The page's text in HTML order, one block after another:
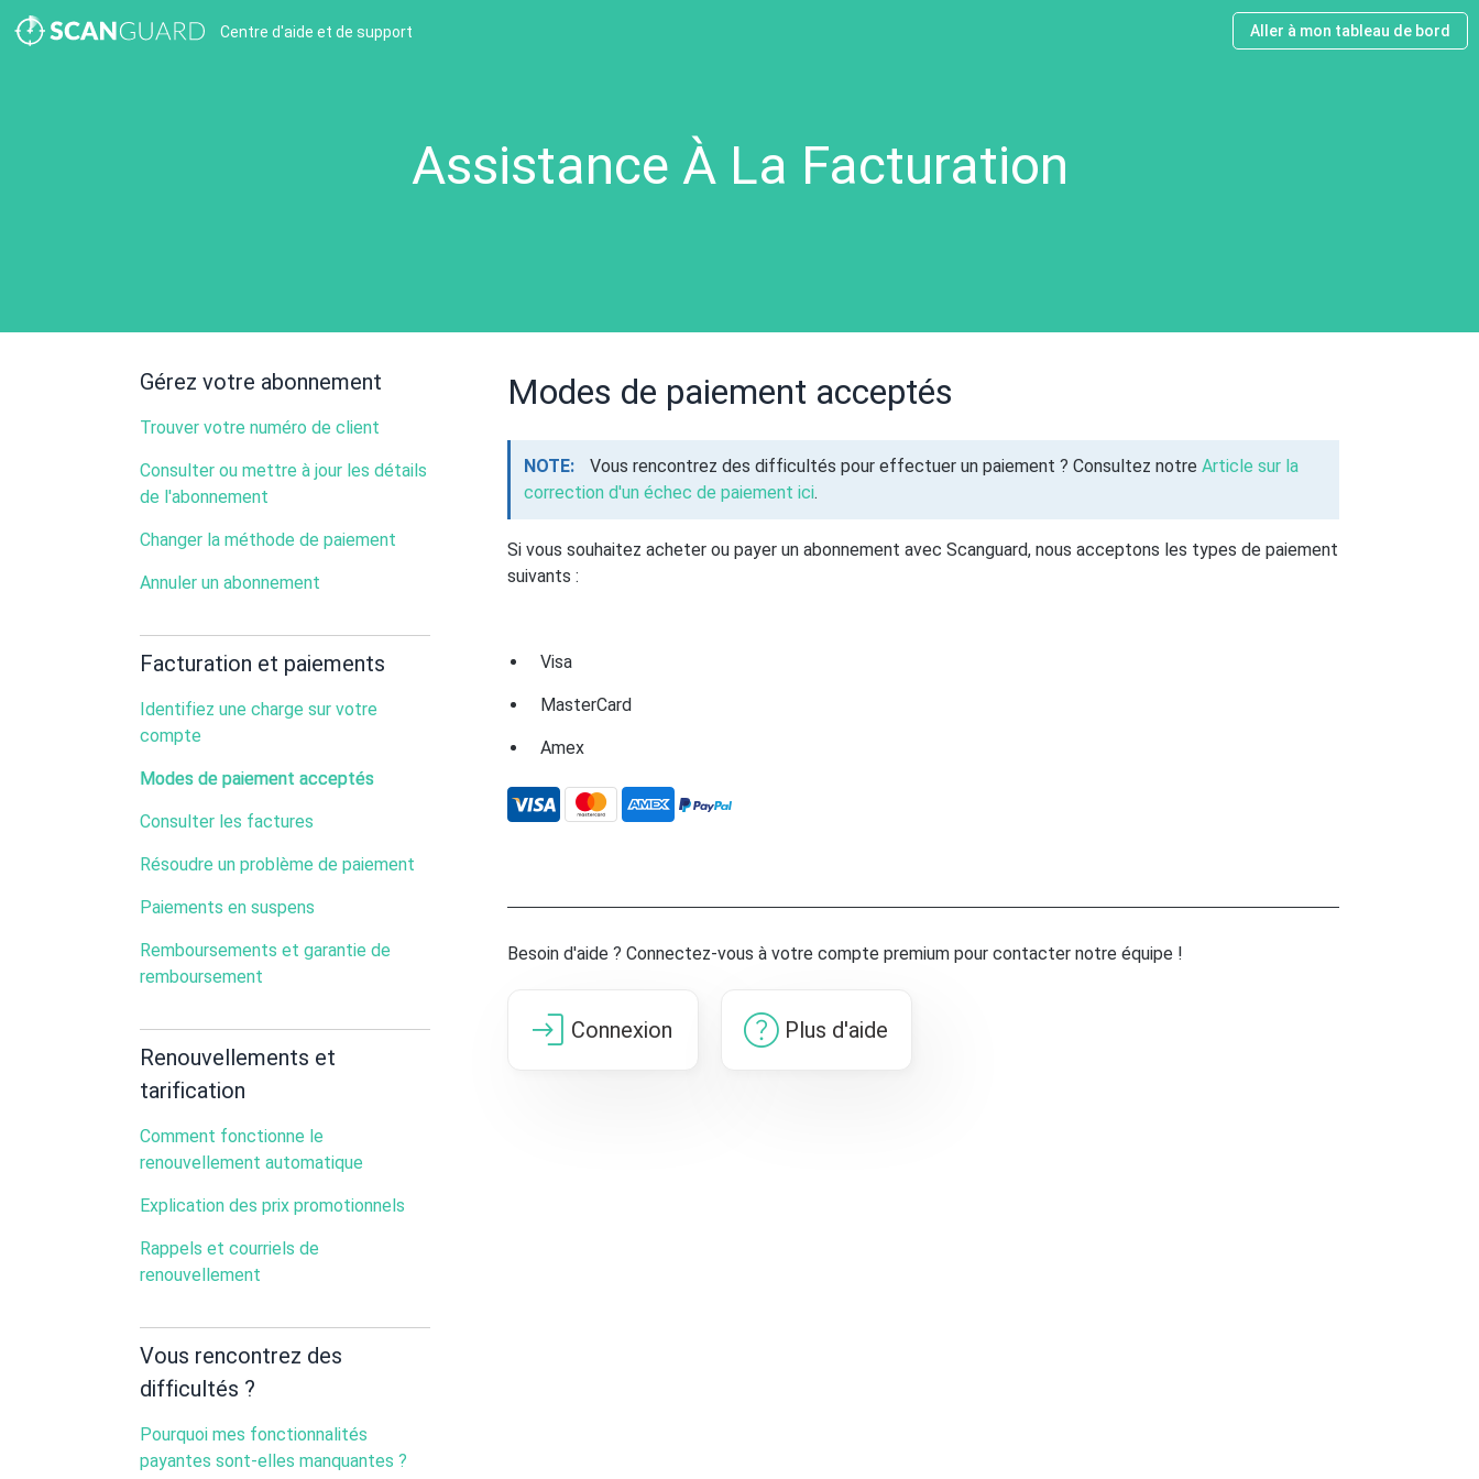
Centre d'aide et de support Aller à mon tableau de bord
Assistance À La Facturation
Gérez votre abonnement
Trouver votre numéro de client
Consulter ou mettre à jour les détails
de l'abonnement
Changer la méthode de paiement
Annuler un abonnement
Facturation et paiements
Identifiez une charge sur votre
compte
Modes de paiement acceptés
Consulter les factures
Résoudre un problème de paiement
Paiements en suspens
Remboursements et garantie de
remboursement
Renouvellements et
tarification
Comment fonctionne le
renouvellement automatique
Explication des prix promotionnels
Rappels et courriels de
renouvellement
Vous rencontrez des
difficultés ?
Pourquoi mes fonctionnalités
payantes sont-elles manquantes ?
Modes de paiement acceptés
NOTE: Vous rencontrez des difficultés pour effectuer un paiement ? Consultez notreArticle sur la
correction d'un échec de paiement ici.
Si vous souhaitez acheter ou payer un abonnement avec Scanguard, nous acceptons les types de paiement
suivants :
Visa
MasterCard
Amex
Besoin d'aide ? Connectez-vous à votre compte premium pour contacter notre équipe !
login Connexion help Plus d'aide